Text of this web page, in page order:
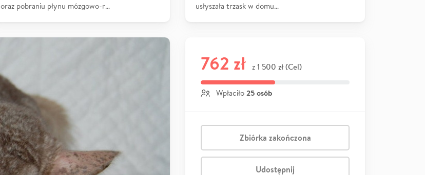
oraz pobraniu płynu mózgowo-r…
usłyszała trzask w domu…
762 zł z 1 500 zł (Cel)
Wpłaciło 25 osób
Zbiórka zakończona
Udostępnij